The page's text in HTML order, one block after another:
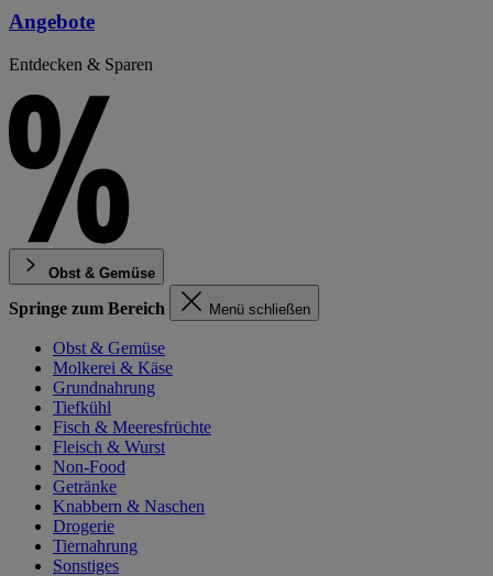
Angebote
Entdecken & Sparen
Obst & Gemüse
Springe zum Bereich Menü schließen
Obst & Gemüse
Molkerei & Käse
Grundnahrung
Tiefkühl
Fisch & Meeresfrüchte
Fleisch & Wurst
Non-Food
Getränke
Knabbern & Naschen
Drogerie
Tiernahrung
Sonstiges